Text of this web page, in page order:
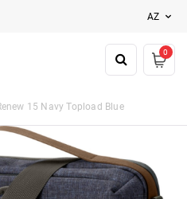
AZ
0
15 Navy Topload Blue